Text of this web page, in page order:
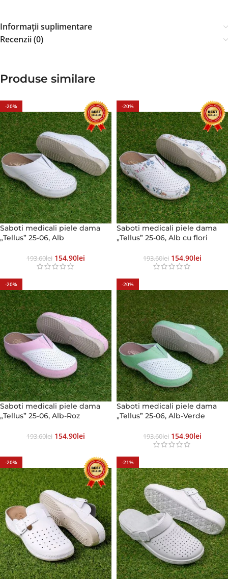
Informații suplimentare
Recenzii (0)
Produse similare
-20%
Saboti medicali piele dama
„Tellus” 25-06, Alb
193.60Lei 154.90Lei
-20%
Saboti medicali piele dama
„Tellus” 25-06, Alb cu flori
193.60Lei 154.90Lei
-20%
Saboti medicali piele dama
„Tellus” 25-06, Alb-Roz
193.60Lei 154.90Lei
-20%
Saboti medicali piele dama
„Tellus” 25-06, Alb-Verde
193.60Lei 154.90Lei
-20% -21%